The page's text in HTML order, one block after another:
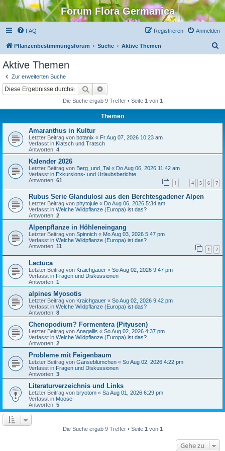
Forum Flora Germanica
FAQ Anmelden
Registrieren
Pflanzenbestimmungsforum Suche Aktive Themen
Aktive Themen
Zur erweiterten Suche
Suche
Die Suche ergab 9 Treffer • Seite 1 von 1
Themen
Amaranthus in Kultur
Letzter Beitrag von botanix « Fr Aug 07, 2026 10:23 am
Verfasst in Klatsch und Tratsch
Antworten: 4
Kalender 2026
Letzter Beitrag von Berg_und_Tal « Do Aug 06, 2026 11:42 am
Verfasst in Exkursions- und Urlaubsberichte
Antworten: 61 1 4 5 6 7
Rubus Serie Glandulosi aus den Berchtesgadener Alpen
Letzter Beitrag von phytojule « Do Aug 06, 2026 5:34 am
Verfasst in Welche Wildpflanze (Europa) ist das?
Antworten: 2
Alpenpflanze in Höhleneingang
Letzter Beitrag von Spinnich « Mo Aug 03, 2026 5:47 pm
Verfasst in Welche Wildpflanze (Europa) ist das?
Antworten: 11 1 2
Lactuca
Letzter Beitrag von Kraichgauer « So Aug 02, 2026 9:47 pm
Verfasst in Fragen und Diskussionen
Antworten: 1
alpines Myosotis
Letzter Beitrag von Kraichgauer « So Aug 02, 2026 9:42 pm
Verfasst in Welche Wildpflanze (Europa) ist das?
Antworten: 8
Chenopodium? Formentera (Pityusen)
Letzter Beitrag von Anagallis « So Aug 02, 2026 4:37 pm
Verfasst in Welche Wildpflanze (Europa) ist das?
Antworten: 2
Probleme mit Feigenbaum
Letzter Beitrag von Gänseblümchen « So Aug 02, 2026 4:22 pm
Verfasst in Fragen und Diskussionen
Antworten: 3
Literaturverzeichnis und Links
Letzter Beitrag von bryotom « Sa Aug 01, 2026 6:29 pm
Verfasst in Moose
Antworten: 5
Die Suche ergab 9 Treffer • Seite 1 von 1
Gehe zu